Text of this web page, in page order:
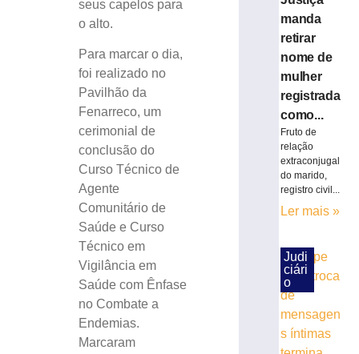
seus capelos para
o alto.
Para marcar o dia,
foi realizado no
Pavilhão da
Fenarreco, um
cerimonial de
conclusão do
Curso Técnico de
Agente
Comunitário de
Saúde e Curso
Técnico em
Vigilância em
Saúde com Ênfase
no Combate a
Endemias.
Marcaram
DIA
CERVEJA:
Médico
fala
sobre
consumo
moderado
mais
manda
retirar
nome de
mulher
registrada
como...
Fruto de
relação
extraconjugal
do marido,
registro civil...
Ler mais »
Judi
ciári
o